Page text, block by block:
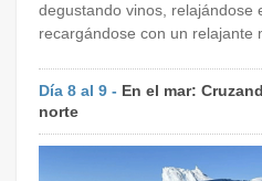
degustando vinos, relajándose
recargándose con un relajante
Día 8 al 9 - En el mar:
norte